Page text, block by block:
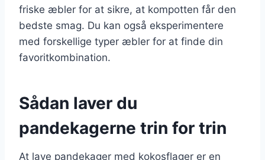
friske æbler for at sikre, at kompotten får den
bedste smag. Du kan også eksperimentere
med forskellige typer æbler for at finde din
favoritkombination.
Sådan laver du
pandekagerne trin for trin
At lave pandekager med kokosflager er en